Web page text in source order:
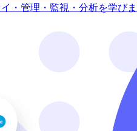
・管理・監視・分析を学びま